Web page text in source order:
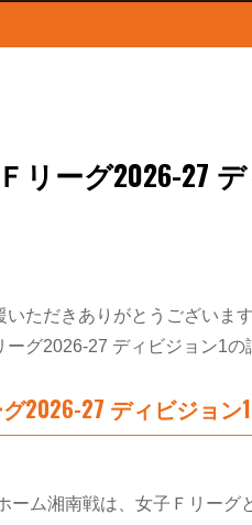
リーグ2026-27
ただきありがとうございます
グ2026-27 ディビジョン1
2026-27 ディビジョン
ム湘南戦は、女子Ｆリー